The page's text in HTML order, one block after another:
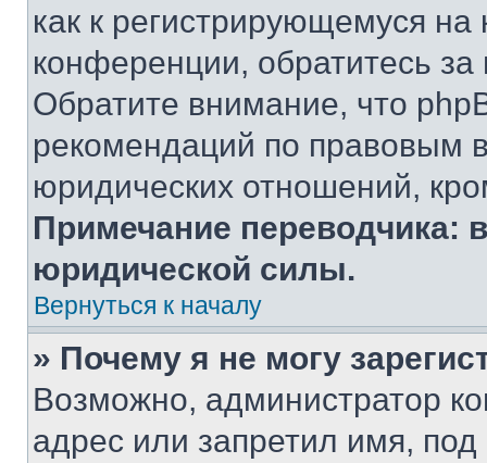
как к регистрирующемуся
конференции, обратитесь
Обратите внимание, что
рекомендаций по правовым
юридических отношений,
Примечание переводчика:
юридической силы.
Вернуться к началу
» Почему я не могу
Возможно, администратор
адрес или запретил имя,